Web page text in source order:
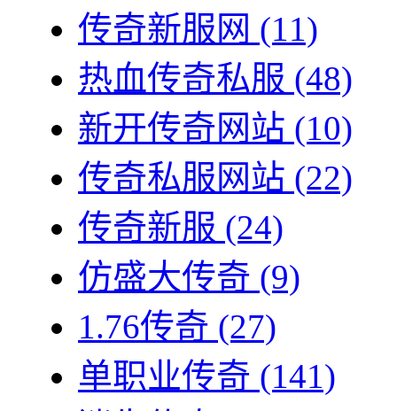
传奇新服网 (11)
热血传奇私服 (48)
新开传奇网站 (10)
传奇私服网站 (22)
传奇新服 (24)
仿盛大传奇 (9)
1.76传奇 (27)
单职业传奇 (141)